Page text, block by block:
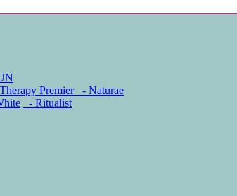
Premier
- Naturae
- Ritualist